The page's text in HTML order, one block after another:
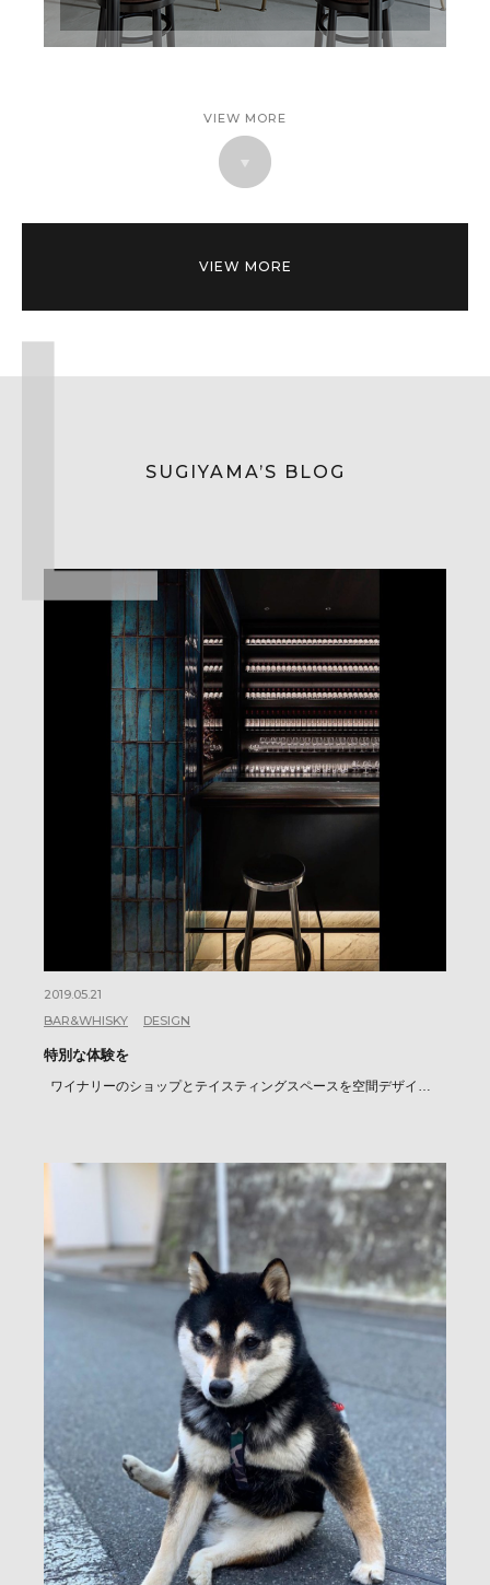
VIEW MORE
VIEW MORE
SUGIYAMA’S BLOG
2019.05.21
BAR&WHISKY
DESIGN
特別な体験を
ワイナリーのショップとテイスティングスペースを空間デザイ…